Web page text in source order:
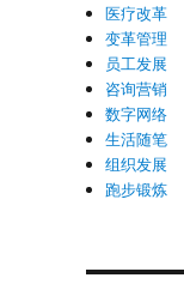
医疗改革
变革管理
员工发展
咨询营销
数字网络
生活随笔
组织发展
跑步锻炼